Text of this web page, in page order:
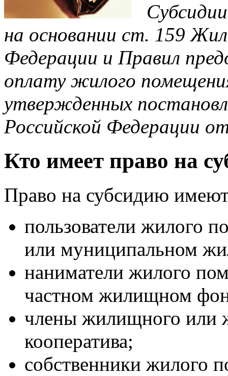
на основании ст. 159
Федерации и Правил
оплату жилого
утвержденных
Российской Федерации
Кто имеет право на
Право на субсидию
пользователи жилого
или муниципальном
наниматели жилого
частном жилищном
члены жилищного или
кооператива;
собственники жилого